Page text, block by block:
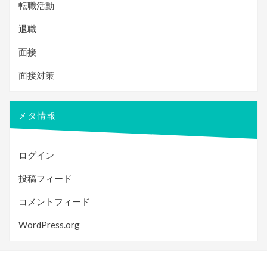
転職活動
退職
面接
面接対策
メタ情報
ログイン
投稿フィード
コメントフィード
WordPress.org